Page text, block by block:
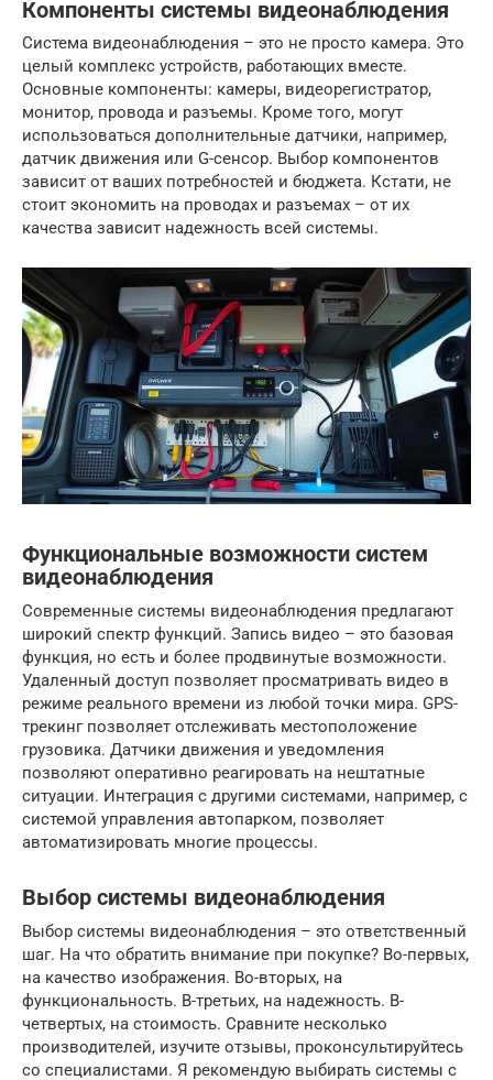
Компоненты системы видеонаблюдения
Система видеонаблюдения – это не просто камера. Это
целый комплекс устройств, работающих вместе.
Основные компоненты: камеры, видеорегистратор,
монитор, провода и разъемы. Кроме того, могут
использоваться дополнительные датчики, например,
датчик движения или G-сенсор. Выбор компонентов
зависит от ваших потребностей и бюджета. Кстати, не
стоит экономить на проводах и разъемах – от их
качества зависит надежность всей системы.
Функциональные возможности систем
видеонаблюдения
Современные системы видеонаблюдения предлагают
широкий спектр функций. Запись видео – это базовая
функция, но есть и более продвинутые возможности.
Удаленный доступ позволяет просматривать видео в
режиме реального времени из любой точки мира. GPS-
трекинг позволяет отслеживать местоположение
грузовика. Датчики движения и уведомления
позволяют оперативно реагировать на нештатные
ситуации. Интеграция с другими системами, например, с
системой управления автопарком, позволяет
автоматизировать многие процессы.
Выбор системы видеонаблюдения
Выбор системы видеонаблюдения – это ответственный
шаг. На что обратить внимание при покупке? Во-первых,
на качество изображения. Во-вторых, на
функциональность. В-третьих, на надежность. В-
четвертых, на стоимость. Сравните несколько
производителей, изучите отзывы, проконсультируйтесь
со специалистами. Я рекомендую выбирать системы с